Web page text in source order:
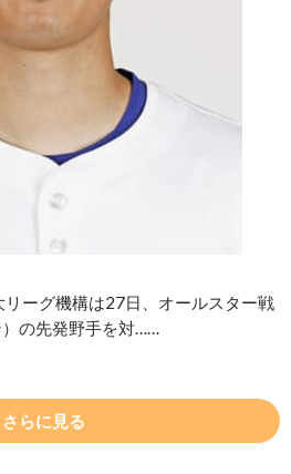
リーグ機構は27日、オールスター戦
）の先発野手を対……
さらに見る